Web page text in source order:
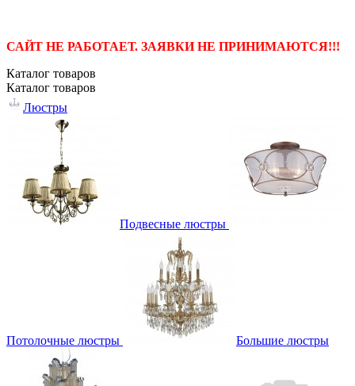
САЙТ НЕ РАБОТАЕТ. ЗАЯВКИ НЕ ПРИНИМАЮТСЯ!!!
Каталог товаров
Каталог товаров
Люстры
Подвесные люстры
Потолочные люстры Большие люстры